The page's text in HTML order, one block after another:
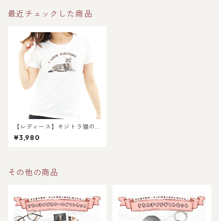
最近チェックした商品
【レディース】キジトラ猫の
半袖Tシャツ
¥3,980
その他の商品